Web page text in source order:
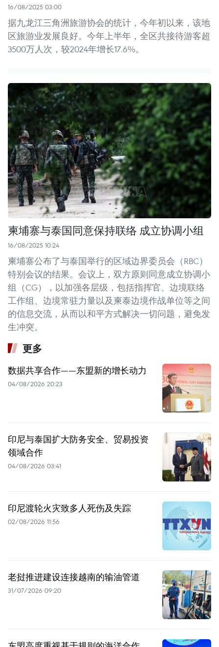
16/08/2025 03:00
据九龙江三角洲旅游协会的统计，今年初以来，该地
区旅游业发展良好。今年上半年，全区共接待游客超
3500万人次，较2024年增长17.6%。
柬埔寨与泰国同意保持联络 成立协调小组
16/08/2025 10:24
柬埔寨公布了与泰国举行的区域边界委员会（RBC）
特别会议的结果。会议上，双方原则同意成立协调小
组（CG），以加强各层级，包括指挥官、边境联络
工作组、边境常驻力量以及柬泰边境作战单位等之间
的信息交流，从而以和平方式解决一切问题，避免发
生冲突。
更多
数据共享合作——东盟新的增长动力
04/08/2026 20:23
印尼与泰国扩大防务安全、贸易投资
领域合作
04/08/2026 03:41
印尼渡轮火灾致多人死伤及失踪
02/08/2026 11:56
老挝推进建设连接越南的输油管道
31/07/2026 09:20